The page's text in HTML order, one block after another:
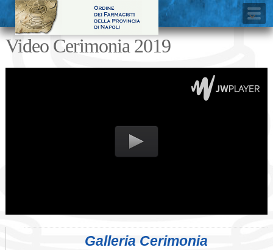
Video Cerimonia 2019
Galleria Cerimonia